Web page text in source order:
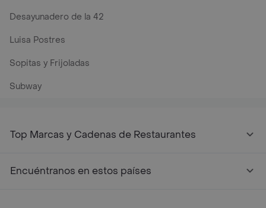
Desayunadero de la 42
Luisa Postres
Sopitas y Frijoladas
Subway
Top Marcas y Cadenas de Restaurantes
Encuéntranos en estos países